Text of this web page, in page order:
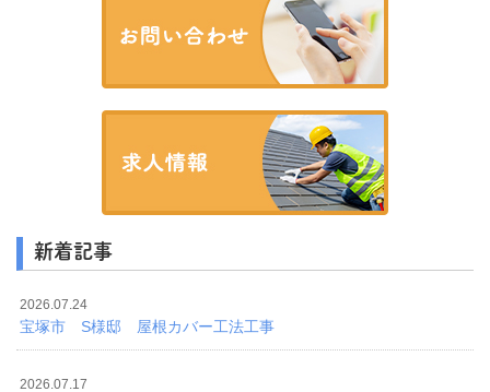
新着記事
2026.07.24
宝塚市 S様邸 屋根カバー工法工事
2026.07.17